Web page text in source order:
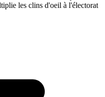
les clins d'oeil à l'électorat